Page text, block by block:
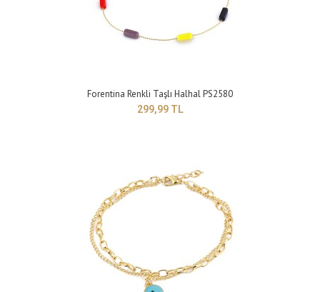
Forentina İnci Modeli Halhal PS2585
119,99 TL
Yapısı : BijuteriRenk : Sarı Boyut : Ayarlanabilir model ..
Forentina Renkli Taşlı Halhal PS2580
299,99 TL